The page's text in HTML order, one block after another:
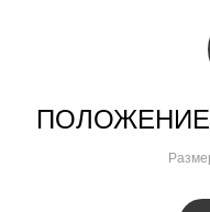
ПОЛОЖЕНИЕ